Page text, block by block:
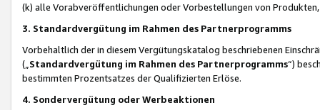
(k) alle Vorabveröffentlichungen oder Vorbestellungen von
3. Standardvergütung im Rahmen des Partnerprogramms
Vorbehaltlich der in diesem Vergütungskatalog beschriebenen
(„ Standardvergütung im Rahmen des Partnerprogramms“)
bestimmten Prozentsatzes der Qualifizierten Erlöse.
4. Sondervergütung oder Werbeaktionen